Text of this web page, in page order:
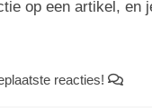
op een artikel, en
reacties!